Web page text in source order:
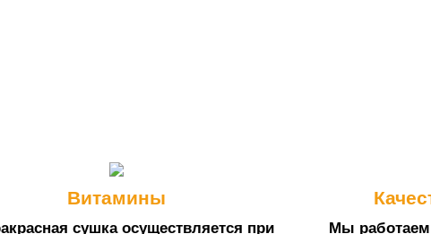
Витамины
сушка осуществляется при
Мы